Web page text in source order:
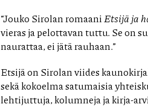
“Jouko Sirolan romaani Etsijä ja
vieras ja pelottavan tuttu. Se on
naurattaa, ei jätä rauhaan.”
Etsijä on Sirolan viides
sekä kokoelma satumaisia
lehtijuttuja, kolumneja ja kirja-